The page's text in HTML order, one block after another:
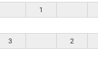
1
3
2